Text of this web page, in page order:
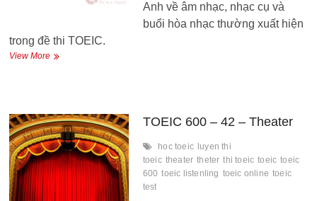
Anh về âm nhạc, nhạc cụ và
buổi hòa nhạc thường xuất hiện
trong đề thi TOEIC.
View MoreTOEIC
Music
TOEIC 600 – 42 – Theater
hoc toeic luyen thi
toeic theater theter thi toeic toeic toeic
600 toeic listenling toeic online toeic
test